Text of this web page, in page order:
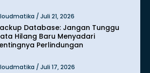
/ Juli 21, 2026
Database: Jangan Tunggu
Hilang Baru Menyadari
Perlindungan
/ Juli 17, 2026